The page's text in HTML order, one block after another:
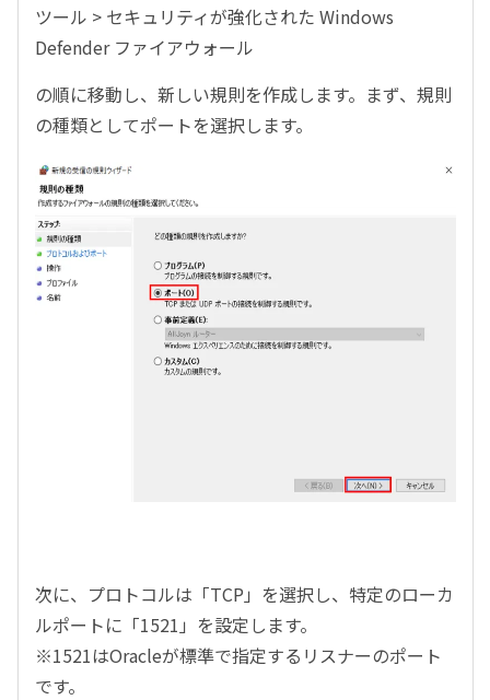
ツール > セキュリティが強化された Windows
Defender ファイアウォール
の順に移動し、新しい規則を作成します。まず、規則
の種類としてポートを選択します。
次に、プロトコルは「TCP 」を選択し、特定のローカ
ルポートに「1521 」を設定します。
※1521はOracleが標準で指定するリスナーのポート
です。